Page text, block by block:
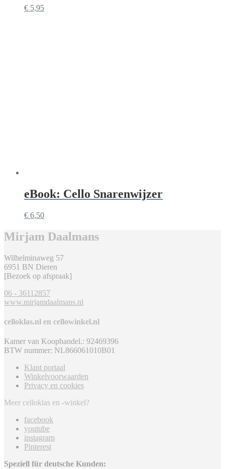
€ 5,95
eBook: Cello Snarenwijzer
€ 6,50
Mirjam Daalmans
Wilhelminaweg 57
6951 BN Dieren
[Bezoek op afspraak]
06 - 36112857
www.mirjamdaalmans.nl
celloklas.nl en cellowinkel.nl
Kamer van Koophandel.: 92469396
BTW nummer: NL866061010B01
Klant portaal
Winkelvoorwaarden
Privacy en cookies
Meer celloklas en -winkel?
facebook
youtube
instagram
Pinterest
Speziell für deutsche Kunden: